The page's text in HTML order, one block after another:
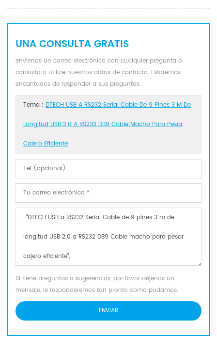
UNA CONSULTA GRATIS
envíenos un correo electrónico con cualquier pregunta o
consulta o utilice nuestros datos de contacto. Estaremos
encantados de responder a sus preguntas.
Tema : DTECH USB A RS232 Serial Cable De 9 Pines 3 M De
Longitud USB 2.0 A RS232 DB9 Cable Macho Para Pesar
Cajero Eficiente
Si tiene preguntas o sugerencias, por favor déjenos un
mensaje, le responderemos tan pronto como podamos.